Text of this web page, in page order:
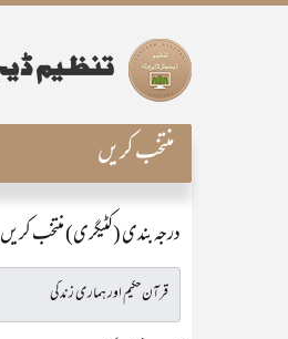
منتخب کریں
درجہ بندی (کٹیگری) منتخب کریں